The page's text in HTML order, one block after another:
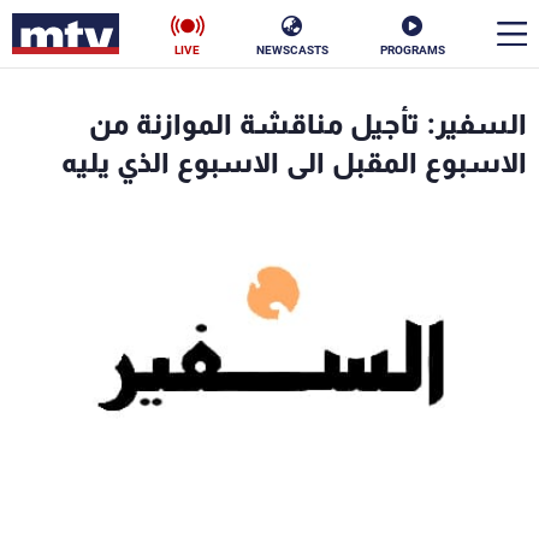
PROGRAMS
NEWSCASTS
LIVE
السفير: تأجيل مناقشة الموازنة من
الاسبوع المقبل الى الاسبوع الذي يليه
الأخبار
فن
رياضة
كأس العالم